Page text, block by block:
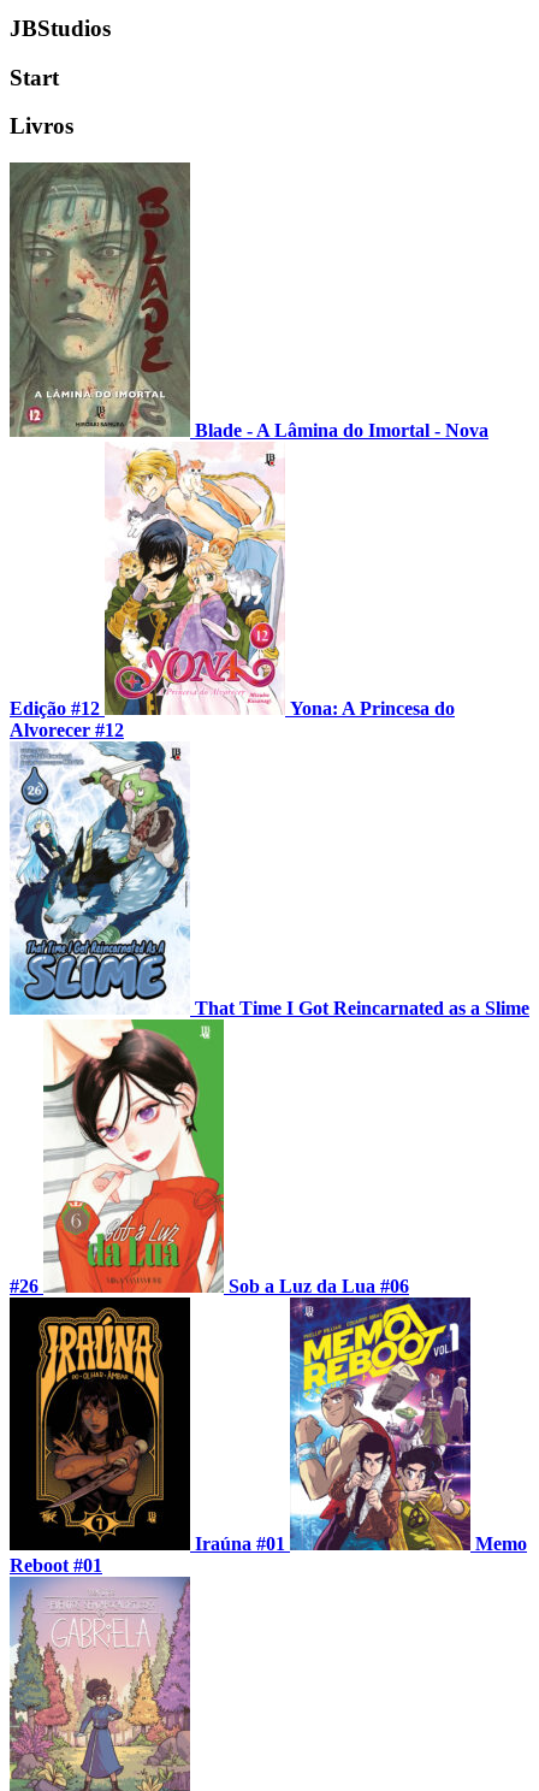
JBStudios
Start
Livros
Blade - A Lâmina do Imortal - Nova
Edição #12
Yona: A Princesa do
Alvorecer #12
That Time I Got Reincarnated as a Slime
#26 Sob a Luz da Lua #06
Iraúna #01
Memo
Reboot #01